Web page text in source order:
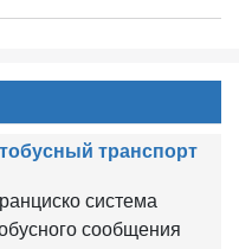
транспорт
система
сообщения